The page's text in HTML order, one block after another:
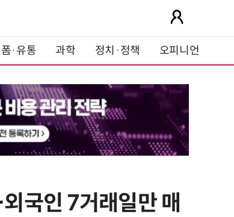
·유통 과학 정치·정책 오피니언
국인 7거래일만 매